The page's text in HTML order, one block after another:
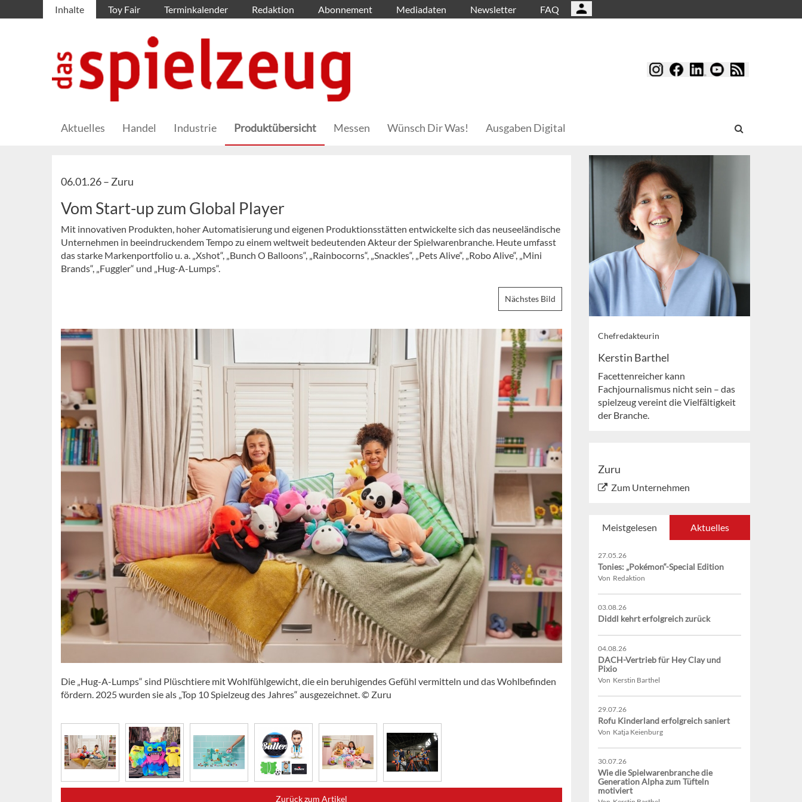
Inhalte Toy Fair Terminkalender Redaktion Abonnement Mediadaten Newsletter FAQ
Aktuelles Handel Industrie Produktübersicht Messen Wünsch Dir Was! Ausgaben Digital
06.01.26 – Zuru
Vom Start-up zum Global Player
Mit innovativen Produkten, hoher Automatisierung und eigenen Produktionsstätten entwickelte sich das neuseeländische
Unternehmen in beeindruckendem Tempo zu einem weltweit bedeutenden Akteur der Spielwarenbranche. Heute umfasst
das starke Markenportfolio u. a. „Xshot“, „Bunch O Balloons“, „Rainbocorns“, „Snackles“, „Pets Alive“, „Robo Alive“, „Mini
Brands“, „Fuggler“ und „Hug-A-Lumps“.
Nächstes Bild
Die „Hug-A-Lumps“ sind Plüschtiere mit Wohlfühlgewicht, die ein beruhigendes Gefühl vermitteln und das Wohlbefinden
fördern. 2025 wurden sie als „Top 10 Spielzeug des Jahres“ ausgezeichnet. © Zuru
Zurück zum Artikel
Chefredakteurin
Kerstin Barthel
Facettenreicher kann
Fachjournalismus nicht sein – das
spielzeug vereint die Vielfältigkeit
der Branche.
Zuru
Zum Unternehmen
Meistgelesen Aktuelles
27.05.26
Tonies: „Pokémon“-Special Edition
Von Redaktion
03.08.26
Diddl kehrt erfolgreich zurück
04.08.26
DACH-Vertrieb für Hey Clay und
Pixio
Von Kerstin Barthel
29.07.26
Rofu Kinderland erfolgreich saniert
Von Katja Keienburg
30.07.26
Wie die Spielwarenbranche die
Generation Alpha zum Tüfteln
motiviert